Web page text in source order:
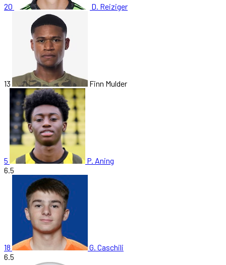
20 D. Reiziger
13 Finn Mulder
5
P. Aning
6.5
18
G. Caschili
6.5